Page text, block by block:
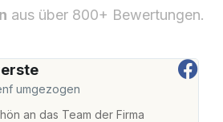
aus über 800+ Bewertungen.
umgezogen
an das Team der Firma